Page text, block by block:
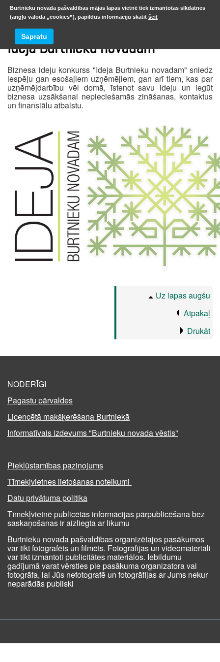
Ideja Burtnieku novadam
Biznesa ideju konkurss "Ideja Burtnieku novadam" sniedz
iespēju gan esošajiem uzņēmējiem, gan arī tiem, kas par
uzņēmējdarbību vēl domā, īstenot savu ideju un iegūt
biznesa uzsākšanai nepieciešamās zināšanas, kontaktus
un finansiālu atbalstu.
Uz lapas augšu
Atpakaļ
Drukāt
NODERĪGI
Pagastu pārvaldes
Licencētā makšķerēšana Burtniekā
Informatīvais izdevums "Burtnieku novada vēstis"
Piekļūstamības paziņojums
Tīmekļvietnes lietošanas noteikumi
Datu privātuma politika
Tīmekļvietnē publicētās informācijas pārpublicēšana bez
saskaņošanas ir aizliegta ar likumu
Burtnieku novada pašvaldības organizētajos pasākumos
var tikt fotografēts un filmēts. Fotogrāfijas un videomateriāli
var tikt izmantoti publicitātes materiālos. Iebildumu
gadījumā varat vērsties pie pasākuma organizatora vai
fotogrāfa, lai Jūs nefotografē un fotogrāfijas ar Jums nekur
neparādās publiski
Burtnieku novada pašvaldības mājas lapas vietnē tiek izmantotas sīkdatnes
(angļu valodā „cookies”), papildus informāciju skatīt šeit
Sapratu